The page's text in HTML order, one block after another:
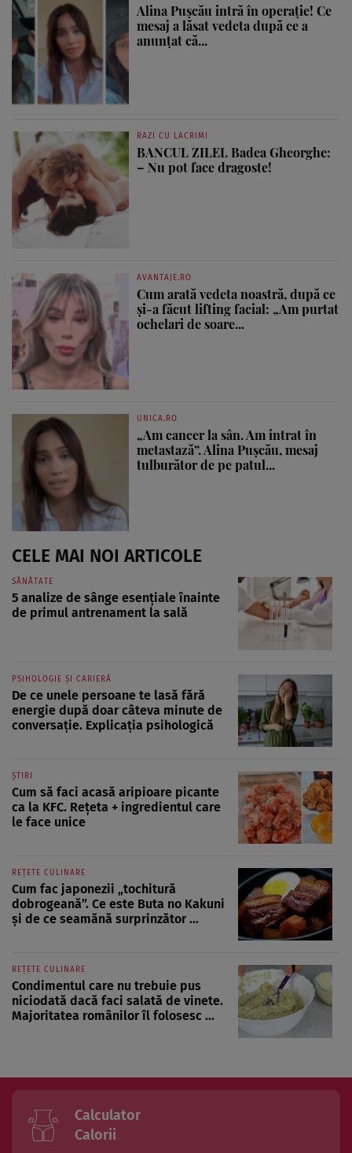
Alina Pușcău intră în operație! Ce
mesaj a lăsat vedeta după ce a
anunțat că...
RAZI CU LACRIMI
BANCUL ZILEI. Badea Gheorghe:
– Nu pot face dragoste!
AVANTAJE.RO
Cum arată vedeta noastră, după ce
și-a făcut lifting facial: „Am purtat
ochelari de soare...
UNICA.RO
„Am cancer la sân. Am intrat în
metastază”. Alina Pușcău, mesaj
tulburător de pe patul...
CELE MAI NOI ARTICOLE
SĂNĂTATE
5 analize de sânge esențiale înainte
de primul antrenament la sală
PSIHOLOGIE ȘI CARIERĂ
De ce unele persoane te lasă fără
energie după doar câteva minute de
conversație. Explicația psihologică
ȘTIRI
Cum să faci acasă aripioare picante
ca la KFC. Rețeta + ingredientul care
le face unice
REȚETE CULINARE
Cum fac japonezii „tochitură
dobrogeană”. Ce este Buta no Kakuni
și de ce seamănă surprinzător ...
REȚETE CULINARE
Condimentul care nu trebuie pus
niciodată dacă faci salată de vinete.
Majoritatea românilor îl folosesc ...
Calculator
Calorii